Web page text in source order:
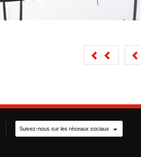
Suivez-nous sur les réseaux sociaux